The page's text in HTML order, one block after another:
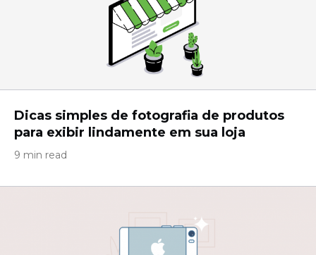
Dicas simples de fotografia de produtos
para exibir lindamente em sua loja
9 min read